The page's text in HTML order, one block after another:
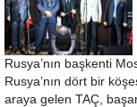
Rusya’nın başkenti
Rusya’nın dört bir
araya gelen TAÇ,